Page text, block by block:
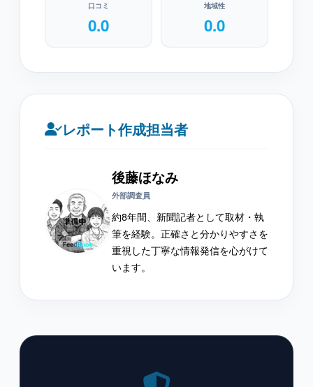
口コミ
0.0
地域性
0.0
レポート作成担当者
後藤ほなみ
外部調査員
約8年間、新聞記者として取材・執
筆を経験。正確さと分かりやすさを
重視した丁寧な情報発信を心がけて
います。